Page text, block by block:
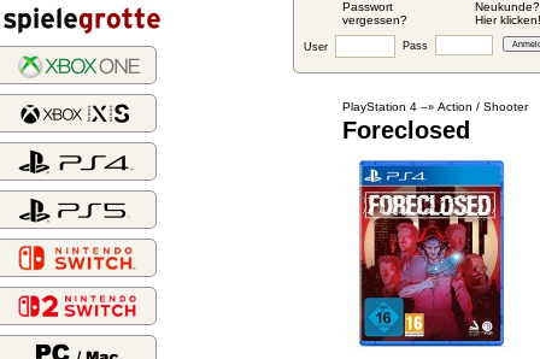
Passwort
vergessen?
Neukunde?
Hier klicken!
User Pass
PlayStation 4 --» Action / Shooter
Foreclosed